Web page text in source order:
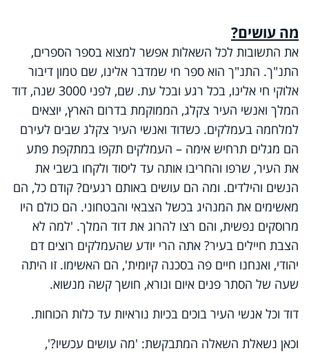
מה עושים?
את התשובות לכל השאלות אפשר למצוא בספר הספרים,
התנ"ך. התנ"ך הוא ספר חי שמדבר אלינו, שם טמון דיבור
אלוקי חי אלינו, בכל רגע ובכל עת. שם, לפני 3000 שנה, דוד
המלך ואנשי העיר צקלג, הממוקמת בדרום הארץ, יוצאים
למלחמה בעמלקים. כשדוד ואנשי העיר צקלג שבים לעירם
הם מגלים תרחיש אימה – העמלקים תקפו במתקפת פתע
את העיר, שרפו והחריבו אותה עד ליסוד ולקחו בשבי את
הנשים והילדים. ומה הם עושים באותם רגעים? קודם כל, הם
מאשימים את המנהיג בכשל הצבאי והבטחוני. הם כולם היו
מרוסקים נפשית, והם רצו להרוג את דוד המלך. 'למה לא
הצבת חיילים בעיר? אתה הרי יודע שהעמלקים רוצים דם
יהודי, ואנחנו חיים פה בסכנה קיומית', הם האשימו. זו היתה
שעה של הסתר פנים איום ונורא, חושך קשה מנשוא.
דוד וכל אנשי העיר בוכים בכיות נוראיות עד כלות הכוחות.
וכאן נשאלת השאלה המתבקשת: 'מה עושים עכשיו?',